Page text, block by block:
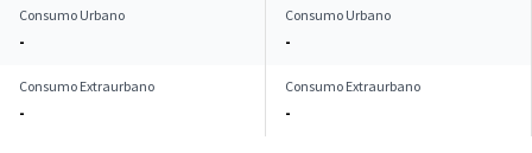
Consumo Urbano
-
Consumo Urbano
-
Consumo Extraurbano
-
Consumo Extraurbano
-